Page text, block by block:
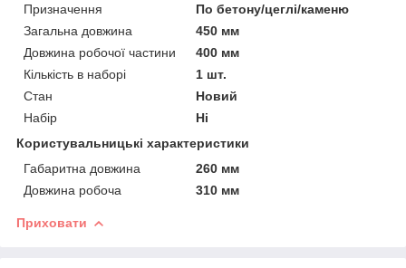
Призначення
По бетону/цеглі/каменю
Загальна довжина
450 мм
Довжина робочої частини
400 мм
Кількість в наборі
1 шт.
Стан
Новий
Набір
Ні
Користувальницькі характеристики
Габаритна довжина
260 мм
Довжина робоча
310 мм
Приховати